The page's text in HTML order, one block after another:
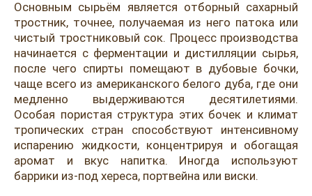
Портвейн
Херес
Красные вина
Белые вина
Розовые вина
Итальянские вина
Французские вина
Текила
Мескаль
Кальвадос
Джин
Ром
Граппа
Водка
Основным сырьём является отборный сахарный
тростник, точнее, получаемая из него патока или
чистый тростниковый сок. Процесс производства
начинается с ферментации и дистилляции сырья,
после чего спирты помещают в дубовые бочки,
чаще всего из американского белого дуба, где они
медленно выдерживаются десятилетиями.
Особая пористая структура этих бочек и климат
тропических стран способствуют интенсивному
испарению жидкости, концентрируя и обогащая
аромат и вкус напитка. Иногда используют
баррики из-под хереса, портвейна или виски.